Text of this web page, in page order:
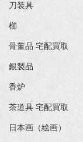
刀装具
櫛
骨董品 宅配買取
銀製品
香炉
茶道具 宅配買取
日本画（絵画）